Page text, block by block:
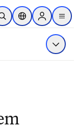
conteúdo principal
Pesquisa aberta
Seletor deSign in to
menu
Exibir